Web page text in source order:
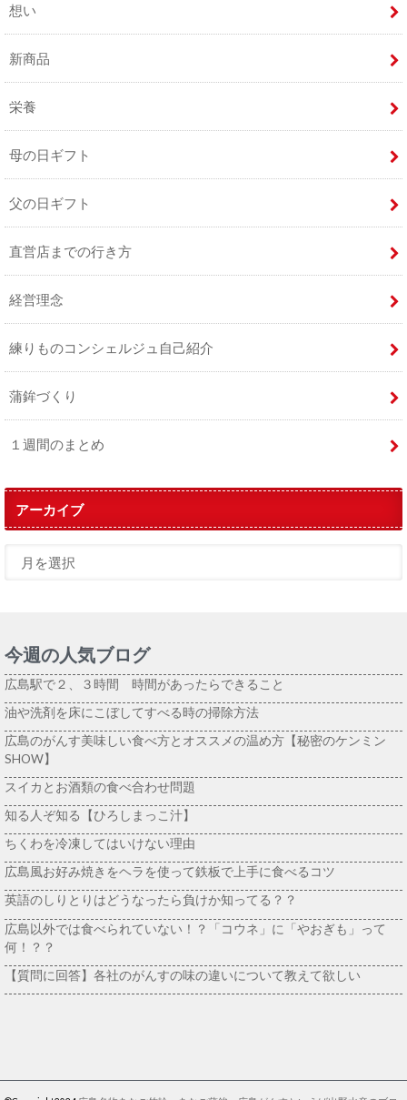
想い
新商品
栄養
母の日ギフト
父の日ギフト
直営店までの行き方
経営理念
練りものコンシェルジュ自己紹介
蒲鉾づくり
１週間のまとめ
アーカイブ
今週の人気ブログ
広島駅で２、３時間 時間があったらできること
油や洗剤を床にこぼしてすべる時の掃除方法
広島のがんす美味しい食べ方とオススメの温め方【秘密のケンミン
SHOW】
スイカとお酒類の食べ合わせ問題
知る人ぞ知る【ひろしまっこ汁】
ちくわを冷凍してはいけない理由
広島風お好み焼きをヘラを使って鉄板で上手に食べるコツ
英語のしりとりはどうなったら負けか知ってる？？
広島以外では食べられていない！？「コウネ」に「やおぎも」って
何！？？
【質問に回答】各社のがんすの味の違いについて教えて欲しい